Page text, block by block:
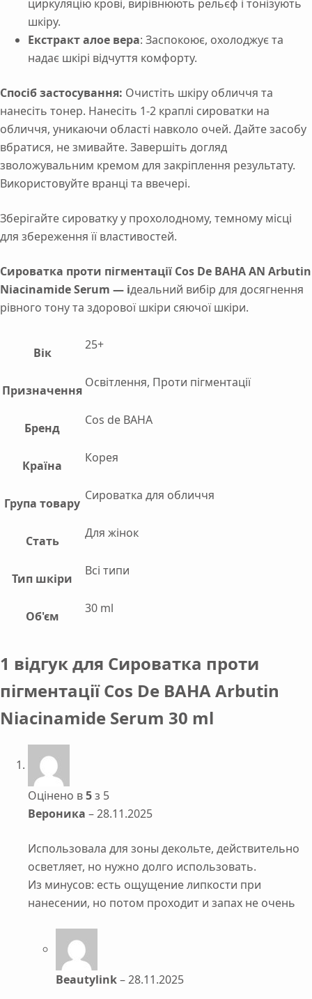
циркуляцію крові, вирівнюють рельєф і тонізують
шкіру.
Екстракт алое вера: Заспокоює, охолоджує та
надає шкірі відчуття комфорту.
Спосіб застосування: Очистіть шкіру обличчя та
нанесіть тонер. Нанесіть 1-2 краплі сироватки на
обличчя, уникаючи області навколо очей. Дайте засобу
вбратися, не змивайте. Завершіть догляд
зволожувальним кремом для закріплення результату.
Використовуйте вранці та ввечері.
Зберігайте сироватку у прохолодному, темному місці
для збереження її властивостей.
Сироватка проти пігментації Cos De BAHA AN Arbutin
Niacinamide Serum — ідеальний вибір для досягнення
рівного тону та здорової шкіри сяючої шкіри.
Вік
25+
Призначення
Освітлення, Проти пігментації
Бренд
Сos de BAHA
Країна
Корея
Група товару
Сироватка для обличчя
Стать
Для жінок
Тип шкіри
Всі типи
Об'єм
30 ml
1 відгук для Сироватка проти
пігментації Cos De BAHA Arbutin
Niacinamide Serum 30 ml
Оцінено в5з 5
Вероника –28.11.2025
Использовала для зоны декольте, действительно
осветляет, но нужно долго использовать.
Из минусов: есть ощущение липкости при
нанесении, но потом проходит и запах не очень
Beautylink–28.11.2025